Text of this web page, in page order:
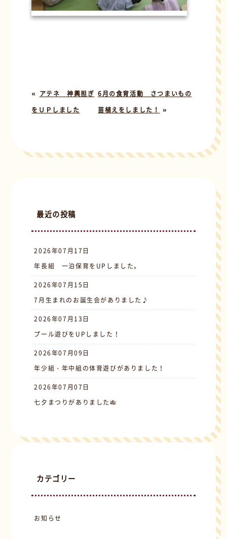
« アテネ 神輿担ぎ
をＵＰしました
6月の食育活動 さつまいもの
苗植えをしました！
»
最近の投稿
2026年07月17日
年長組 一泊保育をUPしました。
2026年07月15日
7月生まれのお誕生会がありました♪
2026年07月13日
プール遊びをUPしました！
2026年07月09日
年少組・年中組の体育遊びがありました！
2026年07月07日
七夕まつりがありました🎋
カテゴリー
お知らせ